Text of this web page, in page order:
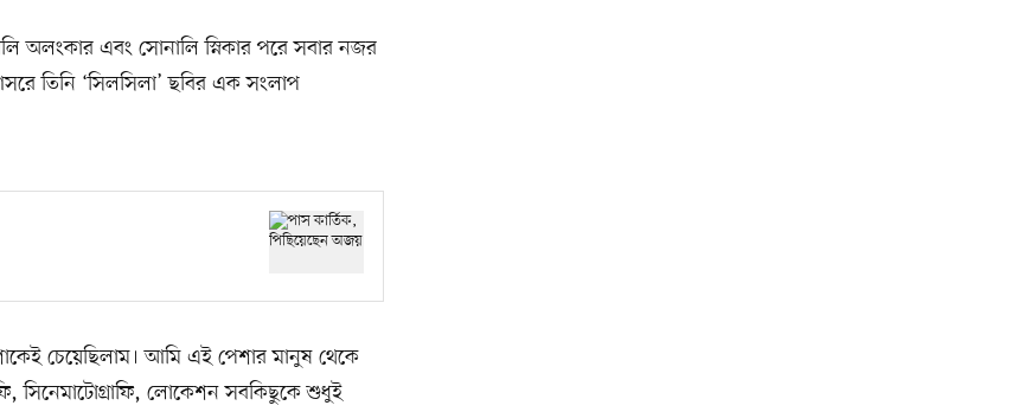
অলংকার এবং সোনালি স্নিকার পরে সবার নজর
তিনি ‘সিলসিলা’ ছবির এক সংলাপ
চেয়েছিলাম। আমি এই পেশার মানুষ থেকে
সিনেমাটোগ্রাফি, লোকেশন সবকিছুকে শুধুই